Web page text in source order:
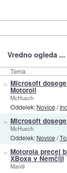
Vredno ogleda ...
Tema
» Microsoft
Motoroli
McHusch
Oddelek: Novice/
» Microsoft
McHusch
Oddelek: Novice/
» Motorola precej
XBoxa v Nemčiji
Mandi